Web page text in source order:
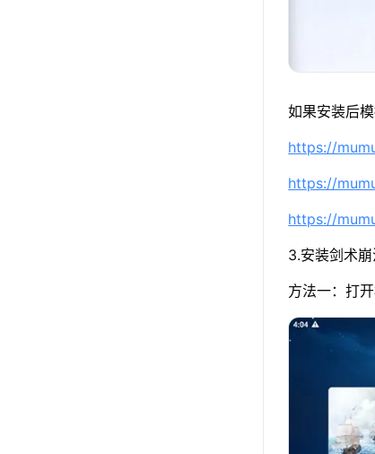
如果安装后
https://
https://
https://
3.安装剑术
方法一：打